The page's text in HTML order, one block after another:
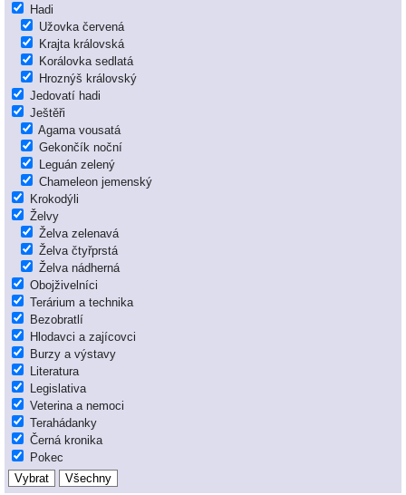
Hadi
Užovka červená
Krajta královská
Korálovka sedlatá
Hroznýš královský
Jedovatí hadi
Ještěři
Agama vousatá
Gekončík noční
Leguán zelený
Chameleon jemenský
Krokodýli
Želvy
Želva zelenavá
Želva čtyřprstá
Želva nádherná
Obojživelníci
Terárium a technika
Bezobratlí
Hlodavci a zajícovci
Burzy a výstavy
Literatura
Legislativa
Veterina a nemoci
Terahádanky
Černá kronika
Pokec